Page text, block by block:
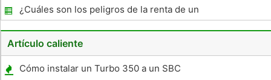
turbocompresor
¿Cuáles son los peligros de la renta de un
coche?
Artículo caliente
Cómo instalar un Turbo 350 a un SBC